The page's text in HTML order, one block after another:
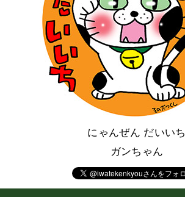
にゃんぜん だいいち
ガンちゃん